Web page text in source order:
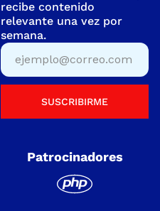
recibe contenido
relevante una vez por
semana.
SUSCRIBIRME
Patrocinadores